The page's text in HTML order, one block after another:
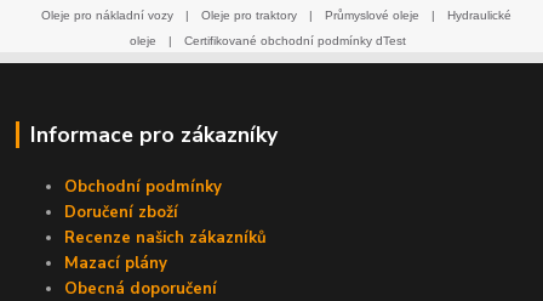
Oleje pro nákladní vozy
| Oleje pro traktory | Průmyslové oleje |
Hydraulické
oleje
| Certifikované obchodní podmínky dTest
Informace pro zákazníky
Obchodní podmínky
Doručení zboží
Recenze našich zákazníků
Mazací plány
Obecná doporučení